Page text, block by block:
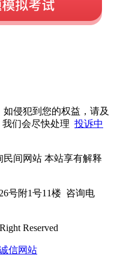
侵犯到您的权益，请及
我们会尽快处理 投诉中
间网站 本站享有解释
号附1号11楼 咨询电
Reserved
信网站